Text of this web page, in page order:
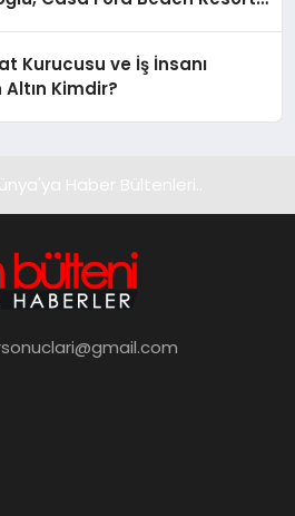
Kurucusu ve İş İnsanı
Altın Kimdir?
Haber Bültenleri..